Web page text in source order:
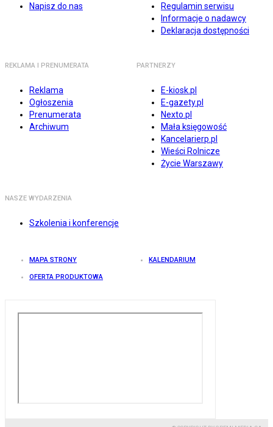
Napisz do nas
Regulamin serwisu
Informacje o nadawcy
Deklaracja dostępności
REKLAMA I PRENUMERATA
Reklama
Ogłoszenia
Prenumerata
Archiwum
PARTNERZY
E-kiosk.pl
E-gazety.pl
Nexto.pl
Mała księgowość
Kancelarierp.pl
Wieści Rolnicze
Życie Warszawy
NASZE WYDARZENIA
Szkolenia i konferencje
MAPA STRONY KALENDARIUM
OFERTA PRODUKTOWA